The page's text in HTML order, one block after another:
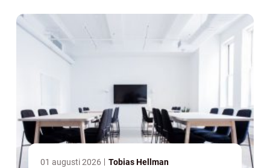
01 augusti 2026 Tobias Hellman